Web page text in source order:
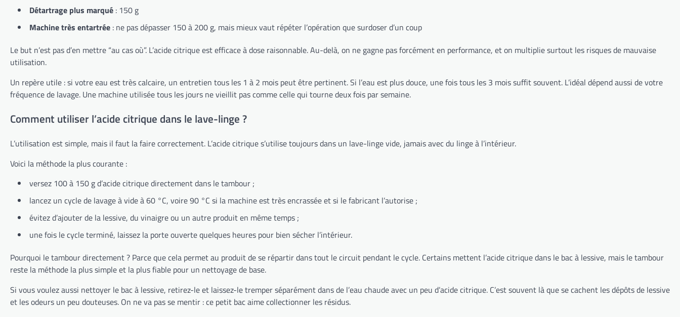
Détartrage plus marqué : 150 g
Machine très entartrée : ne pas dépasser 150 à 200 g, mais mieux vaut répéter l’opération que surdoser d’un coup
Le but n’est pas d’en mettre “au cas où”. L’acide citrique est efficace à dose raisonnable. Au-delà, on ne gagne pas forcément en performance, et on multiplie surtout les risques de mauvaise
utilisation.
Un repère utile : si votre eau est très calcaire, un entretien tous les 1 à 2 mois peut être pertinent. Si l’eau est plus douce, une fois tous les 3 mois suffit souvent. L’idéal dépend aussi de votre
fréquence de lavage. Une machine utilisée tous les jours ne vieillit pas comme celle qui tourne deux fois par semaine.
Comment utiliser l’acide citrique dans le lave-linge ?
L’utilisation est simple, mais il faut la faire correctement. L’acide citrique s’utilise toujours dans un lave-linge vide, jamais avec du linge à l’intérieur.
Voici la méthode la plus courante :
versez 100 à 150 g d’acide citrique directement dans le tambour ;
lancez un cycle de lavage à vide à 60 °C, voire 90 °C si la machine est très encrassée et si le fabricant l’autorise ;
évitez d’ajouter de la lessive, du vinaigre ou un autre produit en même temps ;
une fois le cycle terminé, laissez la porte ouverte quelques heures pour bien sécher l’intérieur.
Pourquoi le tambour directement ? Parce que cela permet au produit de se répartir dans tout le circuit pendant le cycle. Certains mettent l’acide citrique dans le bac à lessive, mais le tambour
reste la méthode la plus simple et la plus fiable pour un nettoyage de base.
Si vous voulez aussi nettoyer le bac à lessive, retirez-le et laissez-le tremper séparément dans de l’eau chaude avec un peu d’acide citrique. C’est souvent là que se cachent les dépôts de lessive
et les odeurs un peu douteuses. On ne va pas se mentir : ce petit bac aime collectionner les résidus.